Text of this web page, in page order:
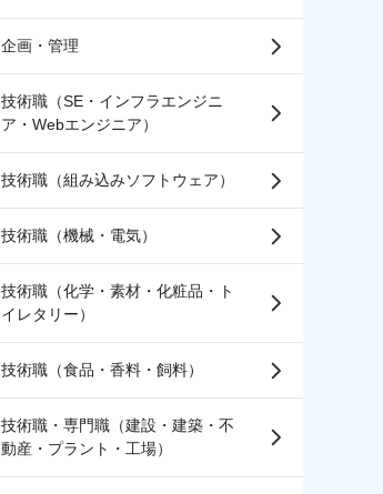
企画・管理
技術職（SE・インフラエンジニ
ア・Webエンジニア）
技術職（組み込みソフトウェア）
技術職（機械・電気）
技術職（化学・素材・化粧品・ト
イレタリー）
技術職（食品・香料・飼料）
技術職・専門職（建設・建築・不
動産・プラント・工場）